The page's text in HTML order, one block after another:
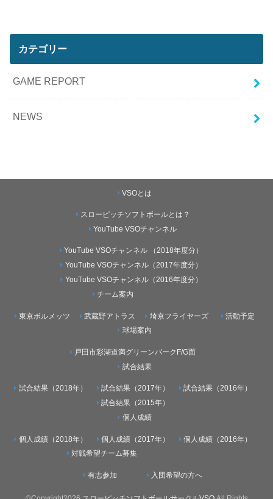
カテゴリー
GAME REPORT
NEWS
VSOとは
スローピッチソフトボールとは？
YouTube VSOチャンネル
YouTube VSOチャンネル （2018年度分）
YouTube VSOチャンネル（2017年度分）
YouTube VSOチャンネル（2016年度分）
チーム案内
東京ボルメッツ 武蔵野アトラス 埼京フライヤーズ
活動予定
球場案内
戸田市彩湖道満グリーンパークF/G面
試合結果
試合結果（2018年） 試合結果（2017年）
試合結果（2016年）
試合結果（2015年）
個人成績
個人成績（2018年） 個人成績（2017年）
個人成績（2016年）
対戦希望チーム募集
有志参加 入団希望の方へ